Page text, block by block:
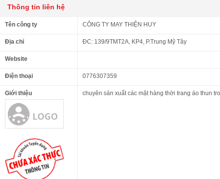
Thông tin liên hệ
Tên công ty CÔNG TY MAY THIỆN HUY
Địa chỉ ĐC: 139/9TMT2A, KP4, P.Trung Mỹ Tây
Website
Điện thoại 0776307359
Giới thiệu chuyên sản xuất các mặt hàng thời trang áo thun